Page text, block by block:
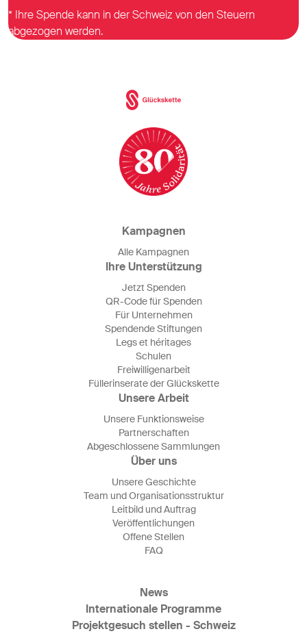
* Ihre Spende kann in der Schweiz von den Steuern
abgezogen werden.
Kampagnen
Alle Kampagnen
Ihre Unterstützung
Jetzt Spenden
QR-Code für Spenden
Für Unternehmen
Spendende Stiftungen
Legs et héritages
Schulen
Freiwilligenarbeit
Füllerinserate der Glückskette
Unsere Arbeit
Unsere Funktionsweise
Partnerschaften
Abgeschlossene Sammlungen
Über uns
Unsere Geschichte
Team und Organisationsstruktur
Leitbild und Auftrag
Veröffentlichungen
Offene Stellen
FAQ
News
Internationale Programme
Projektgesuch stellen - Schweiz